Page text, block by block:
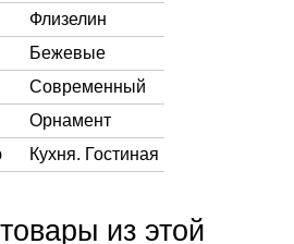
Флизелин
Бежевые
Современный
Орнамент
Кухня. Гостиная
из этой